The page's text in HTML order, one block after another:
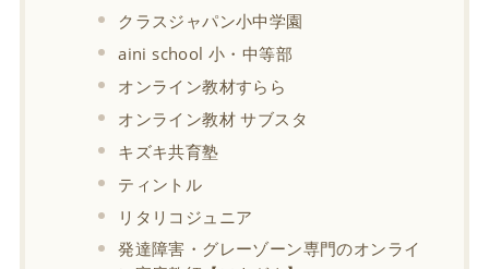
クラスジャパン小中学園
aini school 小・中等部
オンライン教材すらら
オンライン教材 サブスタ
キズキ共育塾
ティントル
リタリコジュニア
発達障害・グレーゾーン専門のオンライ